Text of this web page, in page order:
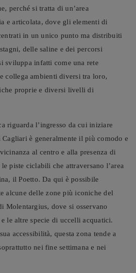
perché si tratta di un’area
e articolata, dove gli elementi di
in un unico punto ma distribuiti
delle saline e dei percorsi
sviluppa infatti come una rete
collega ambienti diversi tra loro,
proprie e diversi livelli di
riguarda l’ingresso da cui iniziare
è generalmente il più comodo e
al centro e alla presenza di
piste ciclabili che attraversano l’area
il Poetto. Da qui è possibile
alcune delle zone più iconiche del
Molentargius, dove si osservano
le altre specie di uccelli acquatici.
accessibilità, questa zona tende a
nei fine settimana e nei